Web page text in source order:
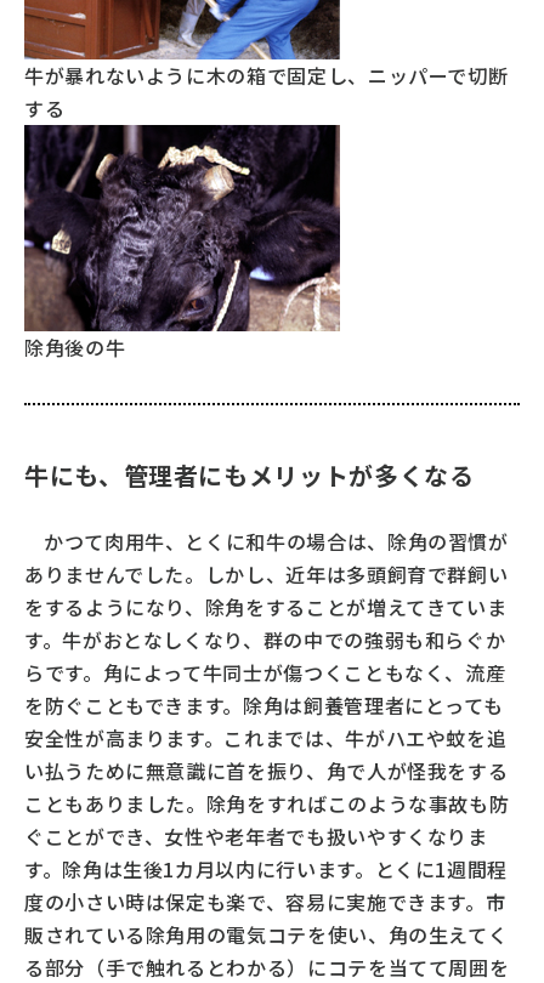
キッズ zoo 鑑
どーがな zoo 鑑
おしえて！⽜豚鶏
学校飼育動物の飼い⽅
くらべてみる
関連ウェブサイト
おまけマガジンPasto
中央畜産会
お問い合わせ
牛が暴れないように木の箱で固定し、ニッパーで切断
する
除角後の牛
牛にも、管理者にもメリットが多くなる
かつて肉用牛、とくに和牛の場合は、除角の習慣が
ありませんでした。しかし、近年は多頭飼育で群飼い
をするようになり、除角をすることが増えてきていま
す。牛がおとなしくなり、群の中での強弱も和らぐか
らです。角によって牛同士が傷つくこともなく、流産
を防ぐこともできます。除角は飼養管理者にとっても
安全性が高まります。これまでは、牛がハエや蚊を追
い払うために無意識に首を振り、角で人が怪我をする
こともありました。除角をすればこのような事故も防
ぐことができ、女性や老年者でも扱いやすくなりま
す。除角は生後1カ月以内に行います。とくに1週間程
度の小さい時は保定も楽で、容易に実施できます。市
販されている除角用の電気コテを使い、角の生えてく
る部分（手で触れるとわかる）にコテを当てて周囲を